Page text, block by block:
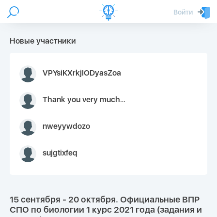
Войти
Новые участники
VPYsiKXrkjIODyasZoa
Thank you very much for your inquiry We appreciate you 9126052 https://youtube.com faceapple !
nweyywdozo
sujgtixfeq
15 сентября - 20 октября. Официальные ВПР
СПО по биологии 1 курс 2021 года (задания и